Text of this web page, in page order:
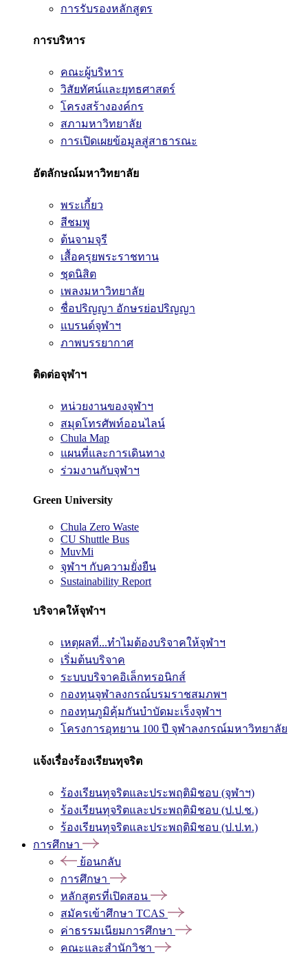
การรับรองหลักสูตร
การบริหาร
คณะผู้บริหาร
วิสัยทัศน์และยุทธศาสตร์
โครงสร้างองค์กร
สภามหาวิทยาลัย
การเปิดเผยข้อมูลสู่สาธารณะ
อัตลักษณ์มหาวิทยาลัย
พระเกี้ยว
สีชมพู
ต้นจามจุรี
เสื้อครุยพระราชทาน
ชุดนิสิต
เพลงมหาวิทยาลัย
ชื่อปริญญา อักษรย่อปริญญา
แบรนด์จุฬาฯ
ภาพบรรยากาศ
ติดต่อจุฬาฯ
หน่วยงานของจุฬาฯ
สมุดโทรศัพท์ออนไลน์
Chula Map
แผนที่และการเดินทาง
ร่วมงานกับจุฬาฯ
Green University
Chula Zero Waste
CU Shuttle Bus
MuvMi
จุฬาฯ กับความยั่งยืน
Sustainability Report
บริจาคให้จุฬาฯ
เหตุผลที่...ทำไมต้องบริจาคให้จุฬาฯ
เริ่มต้นบริจาค
ระบบบริจาคอิเล็กทรอนิกส์
กองทุนจุฬาลงกรณ์บรมราชสมภพฯ
กองทุนภูมิคุ้มกันบำบัดมะเร็งจุฬาฯ
โครงการอุทยาน 100 ปี จุฬาลงกรณ์มหาวิทยาลัย
แจ้งเรื่องร้องเรียนทุจริต
ร้องเรียนทุจริตและประพฤติมิชอบ (จุฬาฯ)
ร้องเรียนทุจริตและประพฤติมิชอบ (ป.ป.ช.)
ร้องเรียนทุจริตและประพฤติมิชอบ (ป.ป.ท.)
การศึกษา
ย้อนกลับ
การศึกษา
หลักสูตรที่เปิดสอน
สมัครเข้าศึกษา TCAS
ค่าธรรมเนียมการศึกษา
คณะและสำนักวิชา